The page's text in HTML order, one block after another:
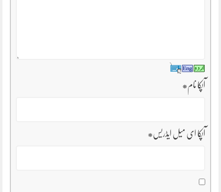
آپکا نام*
آپکا ای میل ایڈریس*